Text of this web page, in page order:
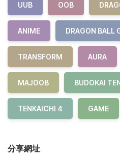
UUB OOB
ANIME DRAGON BALL
TRANSFORM AURA
MAJOOB BUDOKAI
TENKAICHI 4 GAME
分享網址